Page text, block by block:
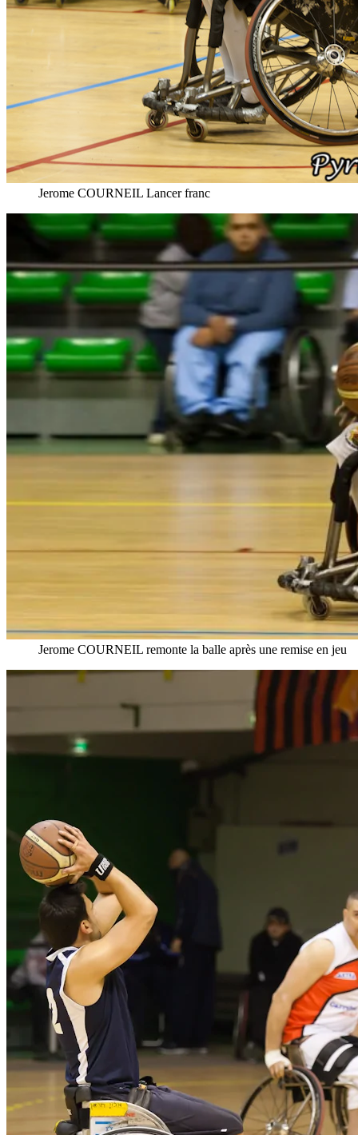
Jerome COURNEIL Lancer franc
Jerome COURNEIL remonte la balle après une remise en jeu